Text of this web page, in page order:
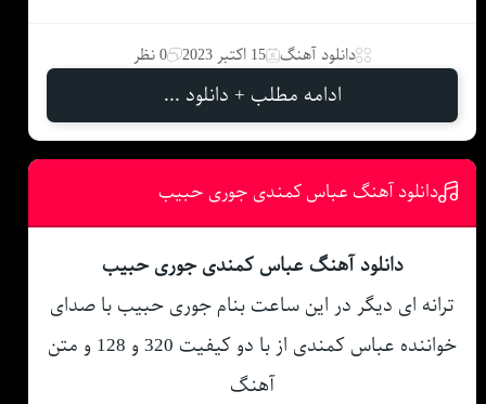
دانلود آهنگ 15 اکتبر 2023 0 نظر
ادامه مطلب + دانلود ...
دانلود آهنگ عباس کمندی جوری حبیب
دانلود آهنگ عباس کمندی جوری حبیب
ترانه ای دیگر در این ساعت بنام جوری حبیب با صدای
خواننده عباس کمندی از با دو کیفیت 320 و 128 و متن
آهنگ